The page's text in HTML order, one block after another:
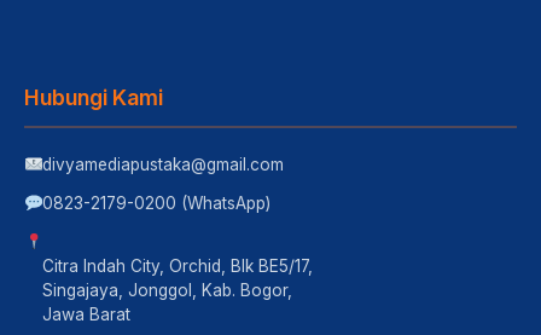
Hubungi Kami
divyamediapustaka@gmail.com
0823-2179-0200 (WhatsApp)
Citra Indah City, Orchid, Blk BE5/17,
Singajaya, Jonggol, Kab. Bogor,
Jawa Barat